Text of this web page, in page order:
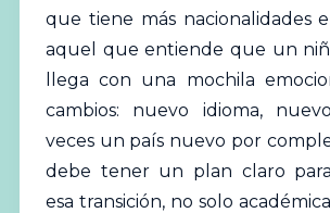
que tiene más nacionalidades
aquel que entiende que un
llega con una mochila
cambios: nuevo idioma,
veces un país nuevo por
debe tener un plan claro
esa transición, no solo